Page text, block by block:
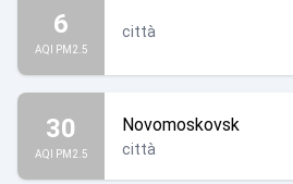
6
AQI PM2.5
città
30
AQI PM2.5
Novomoskovsk
città